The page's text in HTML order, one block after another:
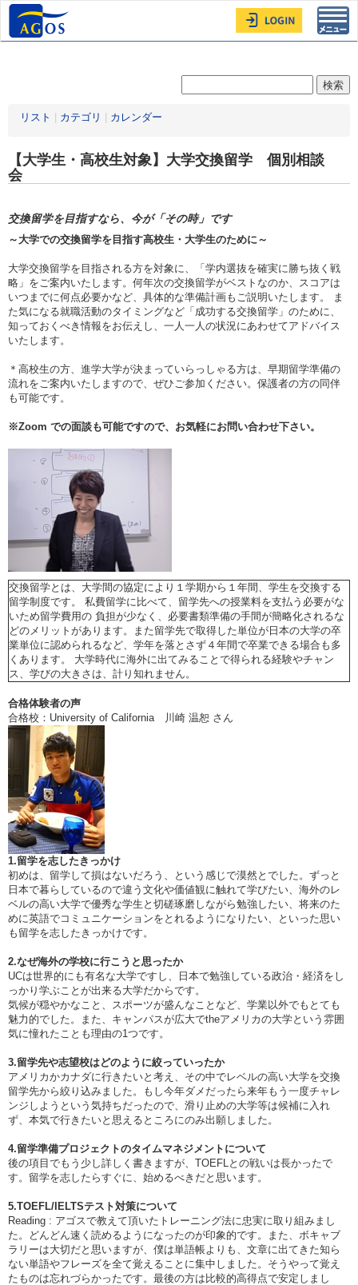
リスト カテゴリ カレンダー
【大学生・高校生対象】大学交換留学 個別相談
会
交換留学を目指すなら、今が「その時」です
～大学での交換留学を目指す高校生・大学生のために～
大学交換留学を目指される方を対象に、「学内選抜を確実に勝ち抜く戦
略」をご案内いたします。何年次の交換留学がベストなのか、スコアは
いつまでに何点必要かなど、具体的な準備計画もご説明いたします。 ま
た気になる就職活動のタイミングなど「成功する交換留学」のために、
知っておくべき情報をお伝えし、一人一人の状況にあわせてアドバイス
いたします。
＊高校生の方、進学大学が決まっていらっしゃる方は、早期留学準備の
流れをご案内いたしますので、ぜひご参加ください。保護者の方の同伴
も可能です。
※Zoom での面談も可能ですので、お気軽にお問い合わせ下さい。
交換留学とは、大学間の協定により１学期から１年間、学生を交換する
留学制度です。 私費留学に比べて、留学先への授業料を支払う必要がな
いため留学費用の 負担が少なく、必要書類準備の手間が簡略化されるな
どのメリットがあります。また留学先で取得した単位が日本の大学の卒
業単位に認められるなど、学年を落とさず４年間で卒業できる場合も多
くあります。 大学時代に海外に出てみることで得られる経験やチャン
ス、学びの大きさは、計り知れません。
合格体験者の声
合格校：University of California 川崎 温恕 さん
1.留学を志したきっかけ
初めは、留学して損はないだろう、という感じで漠然とでした。ずっと
日本で暮らしているので違う文化や価値観に触れて学びたい、海外のレ
ベルの高い大学で優秀な学生と切磋琢磨しながら勉強したい、将来のた
めに英語でコミュニケーションをとれるようになりたい、といった思い
も留学を志したきっかけです。
2.なぜ海外の学校に行こうと思ったか
UCは世界的にも有名な大学ですし、日本で勉強している政治・経済をし
っかり学ぶことが出来る大学だからです。
気候が穏やかなこと、スポーツが盛んなことなど、学業以外でもとても
魅力的でした。また、キャンパスが広大でtheアメリカの大学という雰囲
気に憧れたことも理由の1つです。
3.留学先や志望校はどのように絞っていったか
アメリカかカナダに行きたいと考え、その中でレベルの高い大学を交換
留学先から絞り込みました。もし今年ダメだったら来年もう一度チャレ
ンジしようという気持ちだったので、滑り止めの大学等は候補に入れ
ず、本気で行きたいと思えるところにのみ出願しました。
4.留学準備プロジェクトのタイムマネジメントについて
後の項目でもう少し詳しく書きますが、TOEFLとの戦いは長かったで
す。留学を志したらすぐに、始めるべきだと思います。
5.TOEFL/IELTSテスト対策について
Reading : アゴスで教えて頂いたトレーニング法に忠実に取り組みまし
た。どんどん速く読めるようになったのが印象的です。また、ボキャブ
ラリーは大切だと思いますが、僕は単語帳よりも、文章に出てきた知ら
ない単語やフレーズを全て覚えることに集中しました。そうやって覚え
たものは忘れづらかったです。最後の方は比較的高得点で安定しまし